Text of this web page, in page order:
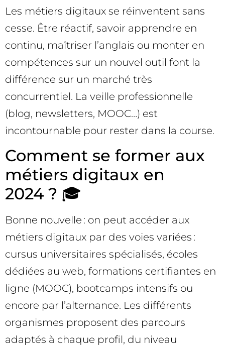
Les métiers digitaux se réinventent sans
cesse. Être réactif, savoir apprendre en
continu, maîtriser l’anglais ou monter en
compétences sur un nouvel outil font la
différence sur un marché très
concurrentiel. La veille professionnelle
(blog, newsletters, MOOC…) est
incontournable pour rester dans la course.
Comment se former aux
métiers digitaux en
2024 ? 🎓
Bonne nouvelle : on peut accéder aux
métiers digitaux par des voies variées :
cursus universitaires spécialisés, écoles
dédiées au web, formations certifiantes en
ligne (MOOC), bootcamps intensifs ou
encore par l’alternance. Les différents
organismes proposent des parcours
adaptés à chaque profil, du niveau